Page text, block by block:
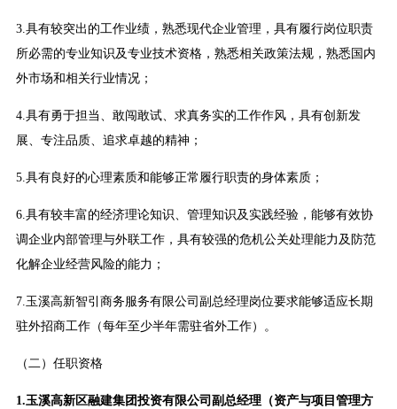
3.具有较突出的工作业绩，熟悉现代企业管理，具有履行岗位职责
所必需的专业知识及专业技术资格，熟悉相关政策法规，熟悉国内
外市场和相关行业情况；
4.具有勇于担当、敢闯敢试、求真务实的工作作风，具有创新发
展、专注品质、追求卓越的精神；
5.具有良好的心理素质和能够正常履行职责的身体素质；
6.具有较丰富的经济理论知识、管理知识及实践经验，能够有效协
调企业内部管理与外联工作，具有较强的危机公关处理能力及防范
化解企业经营风险的能力；
7.玉溪高新智引商务服务有限公司副总经理岗位要求能够适应长期
驻外招商工作（每年至少半年需驻省外工作）。
（二）任职资格
1.玉溪高新区融建集团投资有限公司副总经理（资产与项目管理方